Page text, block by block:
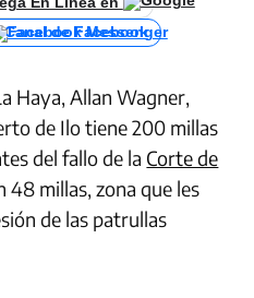
Canal de Facebook
Haya, Allan Wagner,
de Ilo tiene 200 millas
del fallo de la Corte de
48 millas, zona que les
de las patrullas